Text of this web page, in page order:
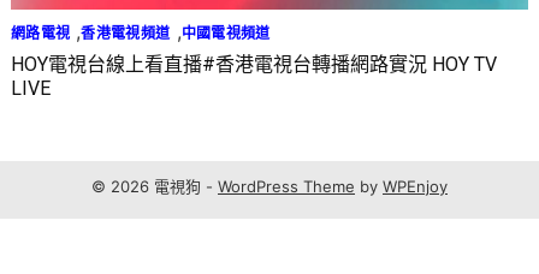
網路電視 ,香港電視頻道 ,中國電視頻道
HOY電視台線上看直播#香港電視台轉播網路實況 HOY TV
LIVE
© 2026 電視狗 - WordPress Theme by WPEnjoy